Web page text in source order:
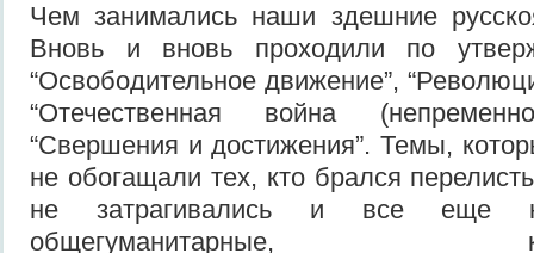
Чем занимались наши здешние
Вновь и вновь проходили по
“Освободительное движение”,
“Отечественная война
“Свершения и достижения”. Темы,
не обогащали тех, кто брался
не затрагивались и все еще
общегуманитарные,